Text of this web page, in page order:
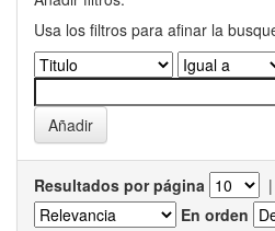
Usa los filtros para afinar la
Resultados por página |
En orden